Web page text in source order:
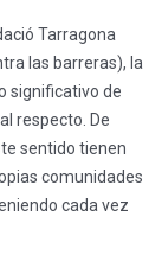
Tarragona
las barreras), la
significativo de
respecto. De
sentido tienen
comunidades
cada vez